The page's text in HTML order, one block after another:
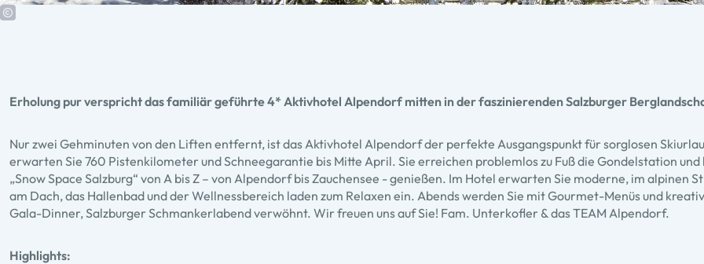
Erholung pur verspricht das familiär geführte 4* Aktivhotel Alpendorf mitten in der faszinierenden Salzburger
Nur zwei Gehminuten von den Liften entfernt, ist das Aktivhotel Alpendorf der perfekte Ausgangspunkt für sorglosen
erwarten Sie 760 Pistenkilometer und Schneegarantie bis Mitte April. Sie erreichen problemlos zu Fuß die Gondelstation
„Snow Space Salzburg“ von A bis Z – von Alpendorf bis Zauchensee - genießen. Im Hotel erwarten Sie moderne, im alpinen
am Dach, das Hallenbad und der Wellnessbereich laden zum Relaxen ein. Abends werden Sie mit Gourmet-Menüs und
Gala-Dinner, Salzburger Schmankerlabend verwöhnt. Wir freuen uns auf Sie! Fam. Unterkofler & das TEAM Alpendorf.
Highlights: